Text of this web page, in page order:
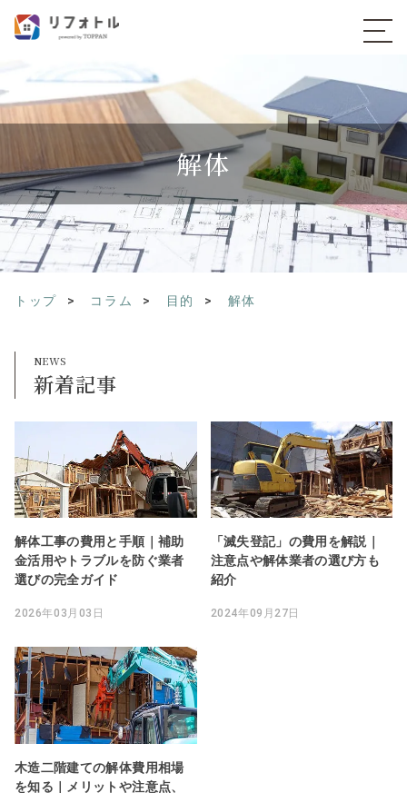
解体
トップ コラム 目的 解体
新着記事
解体工事の費用と手順｜補助
金活用やトラブルを防ぐ業者
選びの完全ガイド
2026年03月03日
「滅失登記」の費用を解説｜
注意点や解体業者の選び方も
紹介
2024年09月27日
木造二階建ての解体費用相場
を知る｜メリットや注意点、